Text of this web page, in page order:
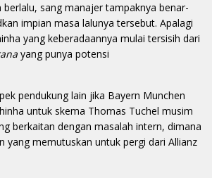
berlalu, sang manajer tampaknya benar-
impian masa lalunya tersebut. Apalagi
yang keberadaannya mulai tersisih dari
yang punya potensi
pendukung lain jika Bayern Munchen
untuk skema Thomas Tuchel musim
berkaitan dengan masalah intern, dimana
yang memutuskan untuk pergi dari Allianz